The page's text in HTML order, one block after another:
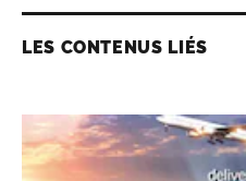
LES CONTENUS LIÉS